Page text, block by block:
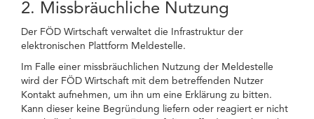
2. Missbräuchliche Nutzung
Der FÖD Wirtschaft verwaltet die Infrastruktur der
elektronischen Plattform Meldestelle.
Im Falle einer missbräuchlichen Nutzung der Meldestelle
wird der FÖD Wirtschaft mit dem betreffenden Nutzer
Kontakt aufnehmen, um ihn um eine Erklärung zu bitten.
Kann dieser keine Begründung liefern oder reagiert er nicht